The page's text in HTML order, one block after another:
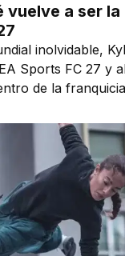
vuelve a ser
inolvidable,
Sports FC 27 y
de la